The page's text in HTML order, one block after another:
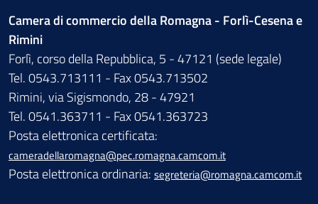
Camera di commercio della Romagna - Forlì-Cesena e
Rimini
Forlì, corso della Repubblica, 5 - 47121 (sede legale)
Tel. 0543.713111 - Fax 0543.713502
Rimini, via Sigismondo, 28 - 47921
Tel. 0541.363711 - Fax 0541.363723
Posta elettronica certificata:
cameradellaromagna@pec.romagna.camcom.it
Posta elettronica ordinaria: segreteria@romagna.camcom.it